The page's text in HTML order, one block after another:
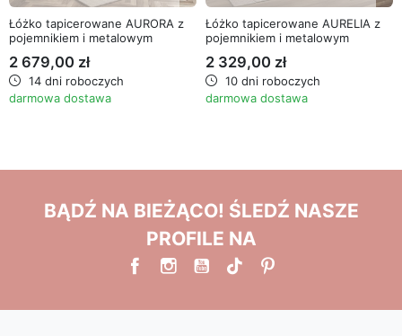
Łóżko tapicerowane AURORA z
pojemnikiem i metalowym
2 679,00 zł
14 dni roboczych
darmowa dostawa
Łóżko tapicerowane AURELIA z
pojemnikiem i metalowym
2 329,00 zł
10 dni roboczych
darmowa dostawa
BĄDŹ NA BIEŻĄCO! ŚLEDŹ NASZE
PROFILE NA